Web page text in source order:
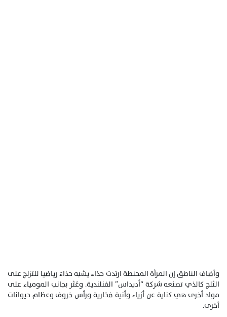
وأضاف الناطق إن المرأة المحنطة ارتدت حذاء يشبه حذاءً رياضيا للتزلج على
الثلج كالذي تصنعه شركة “أديداس” الفنلندية. وعُثر بجانب المومياء على
مواد أخرى هي كناية عن أزياء وأنية فخارية ورأس خروف وعظام حيوانات
أخرى.